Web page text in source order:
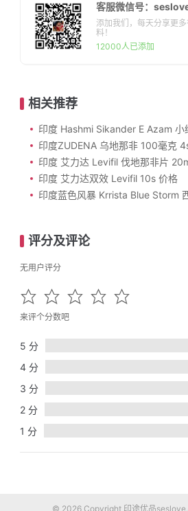
客服微信号：
添加我们，每天分享更
料！
12000人已添加
相关推荐
印度 Hashmi Sikander E Azam 小
印度ZUDENA 乌地那非 100毫克
印度 艾力达 Levifil 伐地那非片
印度 艾力达双效 Levifil 10s 价格
印度蓝色风暴 Krrista Blue Storm 西
评分及评论
无用户评分
来评个分数吧
5 分
4 分
3 分
2 分
1 分
© 2026 Copyright 印途优品